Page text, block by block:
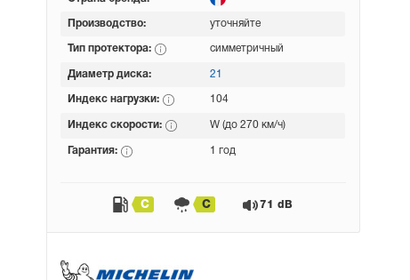
Производство: уточняйте
Тип протектора: симметричный
Диаметр диска: 21
Индекс нагрузки: 104
Индекс скорости: W (до 270 км/ч)
Гарантия: 1 год
C C 71 dB